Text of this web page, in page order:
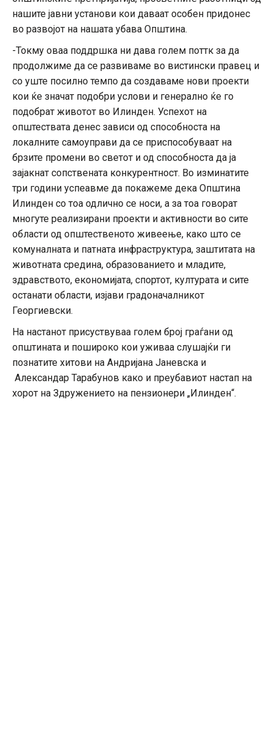
нашите јавни установи кои даваат особен придонес
во развојот на нашата убава Општина.
-Токму оваа поддршка ни дава голем поттк за да
продолжиме да се развиваме во вистински правец и
со уште посилно темпо да создаваме нови проекти
кои ќе значат подобри услови и генерално ќе го
подобрат животот во Илинден. Успехот на
општествата денес зависи од способноста на
локалните самоуправи да се приспособуваат на
брзите промени во светот и од способноста да ја
зајакнат сопствената конкурентност. Во изминатите
три години успеавме да покажеме дека Општина
Илинден со тоа одлично се носи, а за тоа говорат
многуте реализирани проекти и активности во сите
области од општественото живеење, како што се
комуналната и патната инфраструктура, заштитата на
животната средина, образованието и младите,
здравството, економијата, спортот, културата и сите
останати области, изјави градоначалникот
Георгиевски.
На настанот присуствуваа голем број граѓани од
општината и пошироко кои уживаа слушајќи ги
познатите хитови на Андријана Јаневска и
Александар Тарабунов како и преубавиот настап на
хорот на Здружението на пензионери „Илинден“.